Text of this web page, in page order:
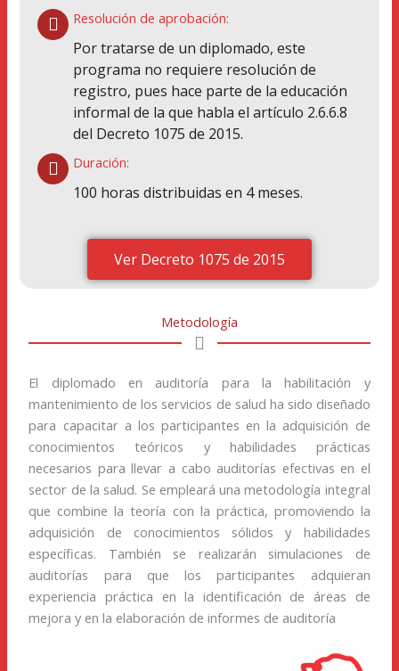
Resolución de aprobación:
Por tratarse de un diplomado, este
programa no requiere resolución de
registro, pues hace parte de la educación
informal de la que habla el artículo 2.6.6.8
del Decreto 1075 de 2015.
Duración:
100 horas distribuidas en 4 meses.
Ver Decreto 1075 de 2015
Metodología
El diplomado en auditoría para la habilitación y
mantenimiento de los servicios de salud ha sido diseñado
para capacitar a los participantes en la adquisición de
conocimientos teóricos y habilidades prácticas
necesarios para llevar a cabo auditorías efectivas en el
sector de la salud. Se empleará una metodología integral
que combine la teoría con la práctica, promoviendo la
adquisición de conocimientos sólidos y habilidades
específicas. También se realizarán simulaciones de
auditorías para que los participantes adquieran
experiencia práctica en la identificación de áreas de
mejora y en la elaboración de informes de auditoría